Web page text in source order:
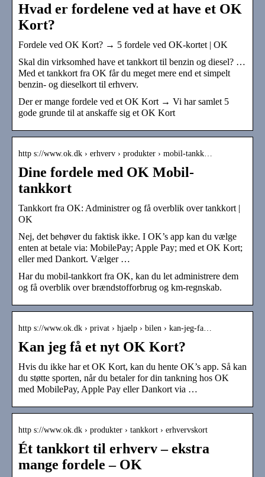
Hvad er fordelene ved at have et OK
Kort?
Fordele ved OK Kort? → 5 fordele ved OK-kortet | OK
Skal din virksomhed have et tankkort til benzin og diesel? …
Med et tankkort fra OK får du meget mere end et simpelt
benzin- og dieselkort til erhverv.
Der er mange fordele ved et OK Kort → Vi har samlet 5
gode grunde til at anskaffe sig et OK Kort
http s://www.ok.dk › erhverv › produkter › mobil-tankk…
Dine fordele med OK Mobil-
tankkort
Tankkort fra OK: Administrer og få overblik over tankkort |
OK
​Nej, det behøver du faktisk ikke. I OK’s app kan du vælge
enten at betale via: MobilePay; Apple Pay; med et OK Kort;
eller med Dankort. Vælger …
Har du mobil-tankkort fra OK, kan du let administrere dem
og få overblik over brændstofforbrug og km-regnskab.
http s://www.ok.dk › privat › hjaelp › bilen › kan-jeg-fa…
Kan jeg få et nyt OK Kort?
Hvis du ikke har et OK Kort, kan du hente OK’s app. Så kan
du støtte sporten, når du betaler for din tankning hos OK
med MobilePay, Apple Pay eller Dankort via …
http s://www.ok.dk › produkter › tankkort › erhvervskort
Ét tankkort til erhverv – ekstra
mange fordele – OK